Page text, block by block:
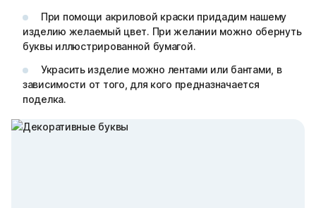
При помощи акриловой краски придадим нашему
изделию желаемый цвет. При желании можно обернуть
буквы иллюстрированной бумагой.
Украсить изделие можно лентами или бантами, в
зависимости от того, для кого предназначается
поделка.